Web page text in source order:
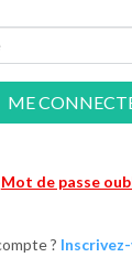
ME
Mot de passe
?